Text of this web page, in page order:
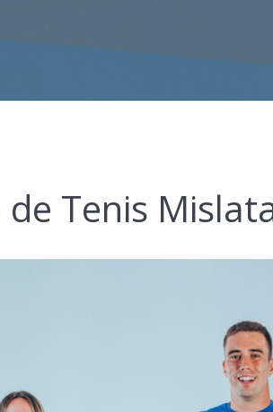
Tenis